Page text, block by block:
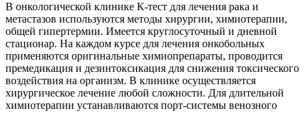
В онкологической клинике К-тест для лечения рака и
метастазов используются методы хирургии, химиотерапии,
общей гипертермии. Имеется круглосуточный и дневной
стационар. На каждом курсе для лечения онкобольных
применяются оригинальные химиопрепараты, проводится
премедикация и дезинтоксикация для снижения токсического
воздействия на организм. В клинике осуществляется
хирургическое лечение любой сложности. Для длительной
химиотерапии устанавливаются порт-системы венозного